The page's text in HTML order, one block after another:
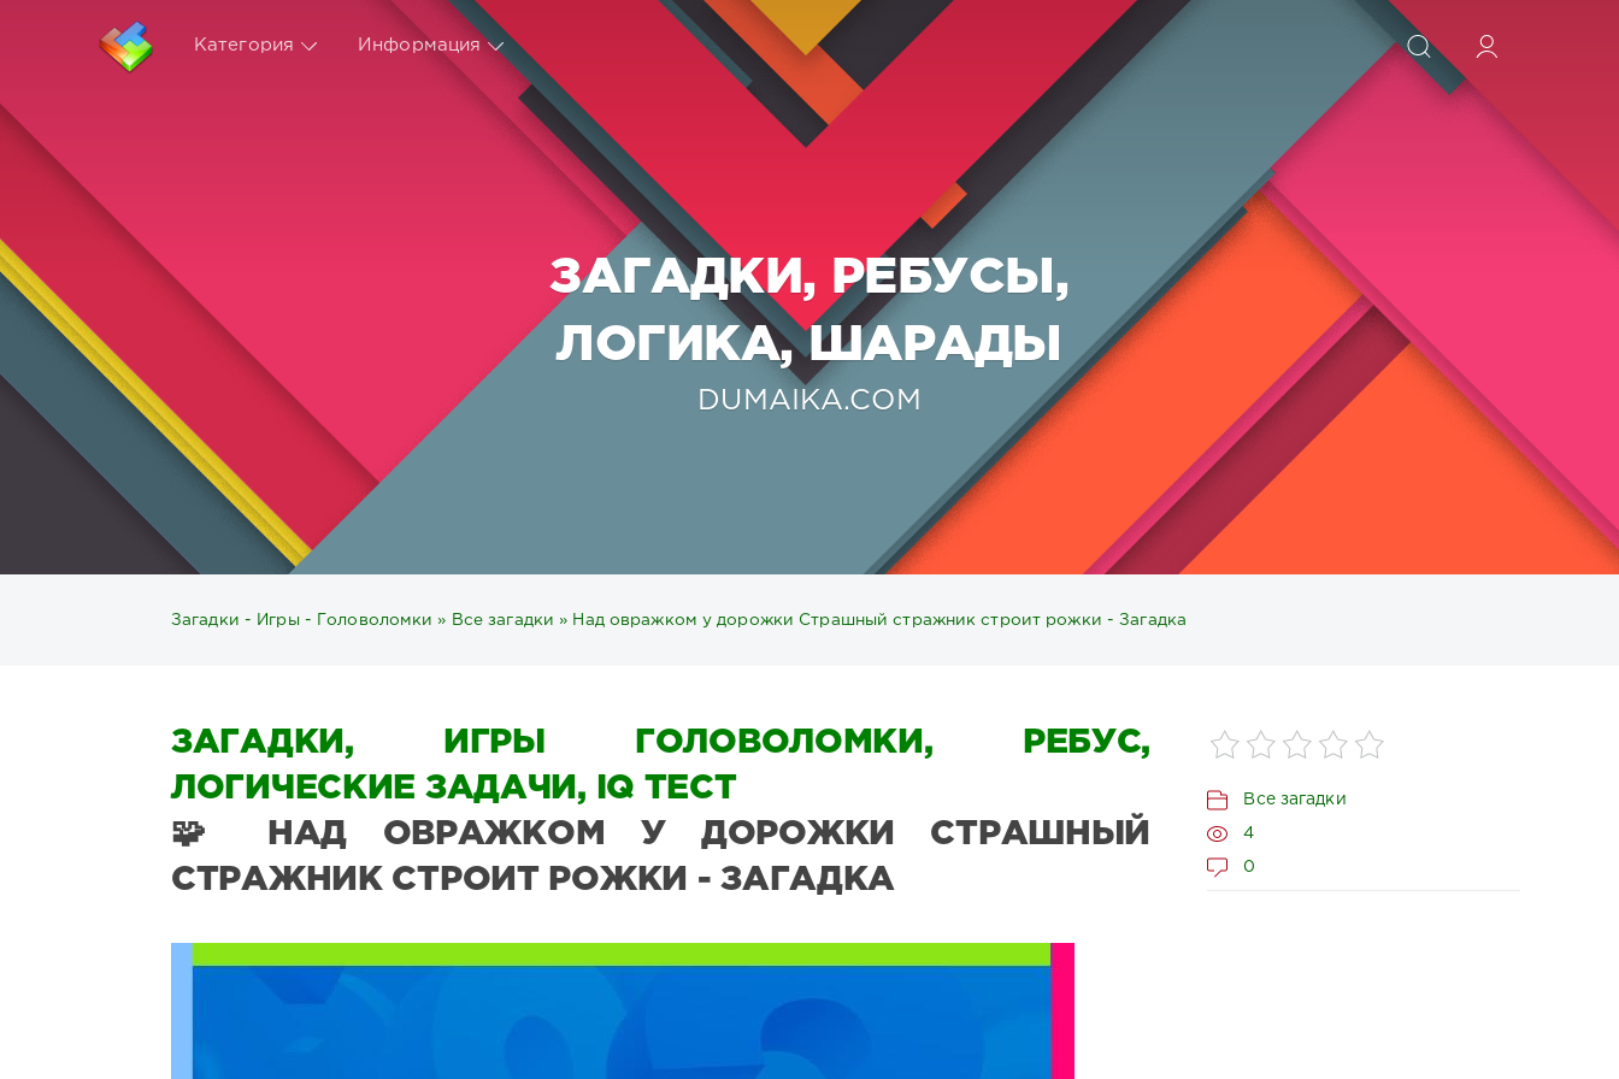
ИСКАТЬ
Категория Информация
ЗАГАДКИ, РЕБУСЫ,
ЛОГИКА, ШАРАДЫ
DUMAIKA.COM
Загадки - Игры - Головоломки » Все загадки » Над овражком у дорожки Страшный стражник строит рожки - Загадка
ЗАГАДКИ, ИГРЫ ГОЛОВОЛОМКИ, РЕБУС,
ЛОГИЧЕСКИЕ ЗАДАЧИ, IQ ТЕСТ
🧩 НАД ОВРАЖКОМ У ДОРОЖКИ СТРАШНЫЙ
СТРАЖНИК СТРОИТ РОЖКИ - ЗАГАДКА
Все загадки
4
0